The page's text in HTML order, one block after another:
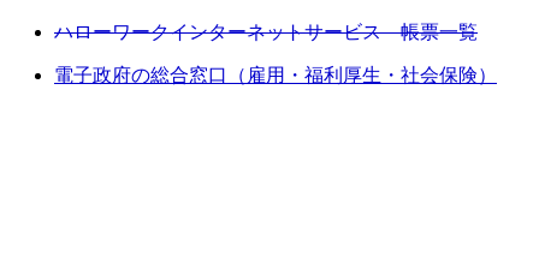
ハローワークインターネットサービス 帳票一覧
電子政府の総合窓口（雇用・福利厚生・社会保険）